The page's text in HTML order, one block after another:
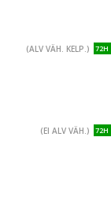
72H
(ALV VÄH. KELP.)
72H
(EI ALV VÄH.)